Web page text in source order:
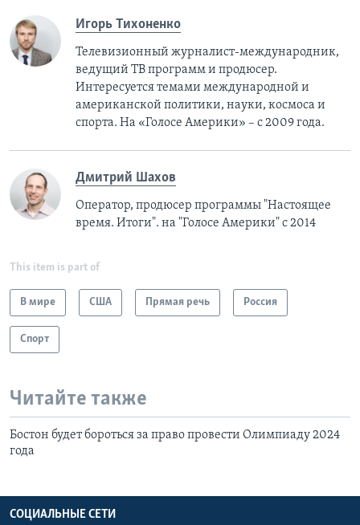
Игорь Тихоненко
Телевизионный журналист-международник,
ведущий ТВ программ и продюсер.
Интересуется темами международной и
американской политики, науки, космоса и
спорта. На «Голосе Америки» – с 2009 года.
Дмитрий Шахов
Оператор, продюсер программы "Настоящее
время. Итоги". на "Голосе Америки" с 2014
This item is part of
В мире США Прямая речь Россия
Спорт
Читайте также
Бостон будет бороться за право провести Олимпиаду 2024
года
СОЦИАЛЬНЫЕ СЕТИ